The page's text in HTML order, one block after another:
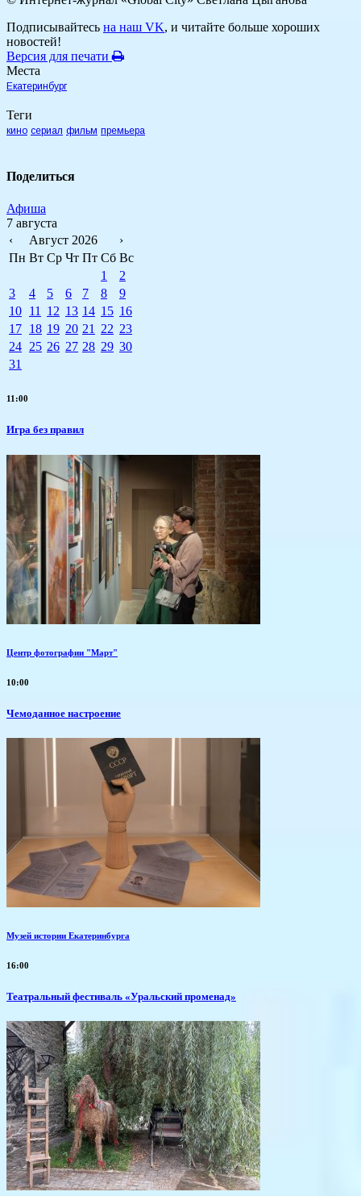
Подписывайтесь на наш VK, и читайте больше хороших
новостей!
Версия для печати
Места
Екатеринбург
Теги
кино сериал фильм премьера
Поделиться
Афиша
7 августа
‹
Август 2026
›
Пн Вт Ср Чт Пт Сб Вс
1
2
3
4 5 6 7 8
9
10 11 12 13 14 15 16
17 18 19 20 21 22 23
24 25 26 27 28 29 30
31
11:00
​Игра без правил
Центр фотографии "Март"
10:00
Чемоданное настроение
Музей истории Екатеринбурга
16:00
Театральный фестиваль «Уральский променад»